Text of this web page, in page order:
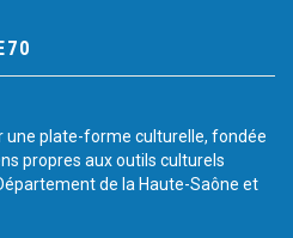
une plate-forme culturelle, fondée
propres aux outils culturels
de la Haute-Saône et